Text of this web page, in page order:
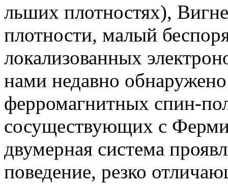
льших плотностях),
плотности, малый
локализованных
нами недавно
ферромагнитных спин-
сосуществующих с
двумерная система
поведение, резко